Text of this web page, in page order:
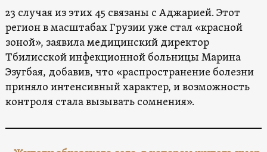
23 случая из этих 45 связаны с Аджарией. Этот
регион в масштабах Грузии уже стал «красной
зоной», заявила медицинский директор
Тбилисской инфекционной больницы Марина
Эзугбая, добавив, что «распространение болезни
приняло интенсивный характер, и возможность
контроля стала вызывать сомнения».